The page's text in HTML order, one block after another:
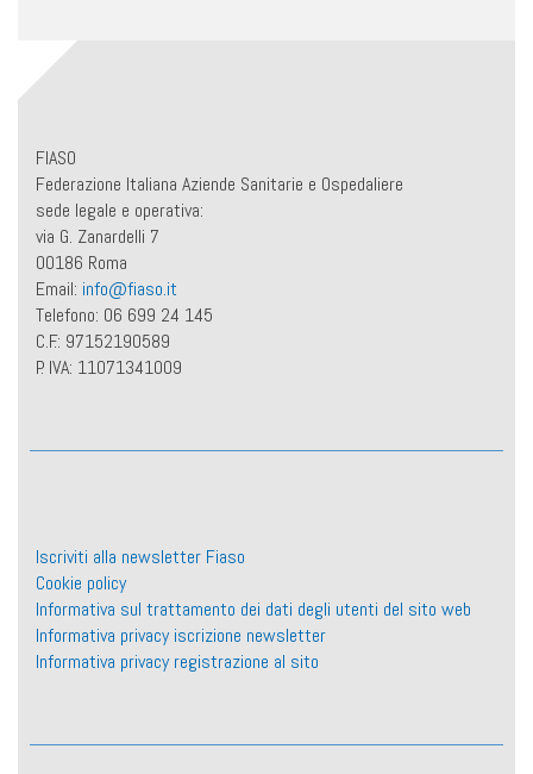
FIASO
Federazione Italiana Aziende Sanitarie e Ospedaliere
sede legale e operativa:
via G. Zanardelli 7
00186 Roma
Email: info@fiaso.it
Telefono: 06 699 24 145
C.F.: 97152190589
P. IVA: 11071341009
Iscriviti alla newsletter Fiaso
Cookie policy
Informativa sul trattamento dei dati degli utenti del sito web
Informativa privacy iscrizione newsletter
Informativa privacy registrazione al sito